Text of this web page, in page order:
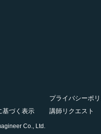
プライバシーポ
基づく表示
講師リクエスト
Co., Ltd.